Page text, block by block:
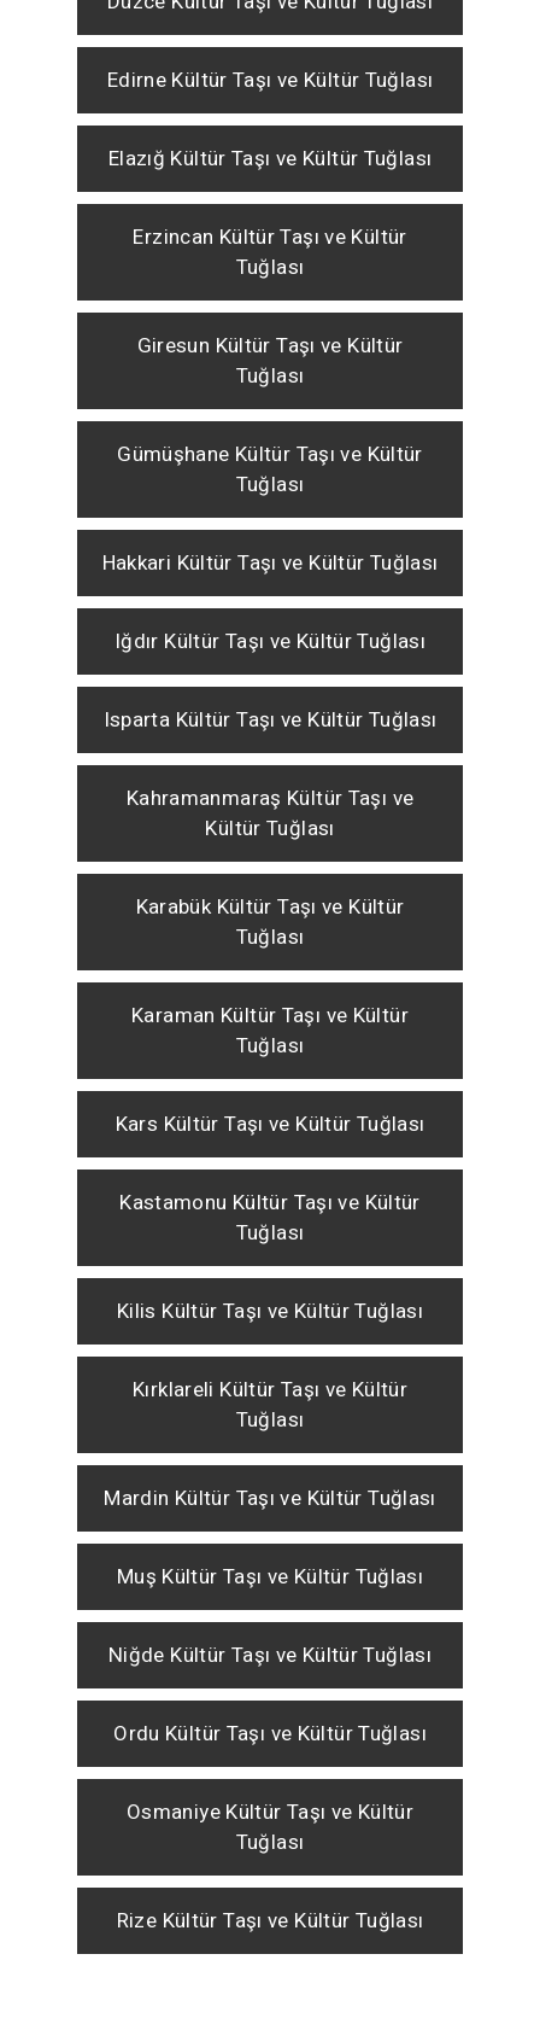
Edirne Kültür Taşı ve Kültür Tuğlası
Elazığ Kültür Taşı ve Kültür Tuğlası
Erzincan Kültür Taşı ve Kültür
Tuğlası
Giresun Kültür Taşı ve Kültür
Tuğlası
Gümüşhane Kültür Taşı ve Kültür
Tuğlası
Hakkari Kültür Taşı ve Kültür Tuğlası
Iğdır Kültür Taşı ve Kültür Tuğlası
Isparta Kültür Taşı ve Kültür Tuğlası
Kahramanmaraş Kültür Taşı ve
Kültür Tuğlası
Karabük Kültür Taşı ve Kültür
Tuğlası
Karaman Kültür Taşı ve Kültür
Tuğlası
Kars Kültür Taşı ve Kültür Tuğlası
Kastamonu Kültür Taşı ve Kültür
Tuğlası
Kilis Kültür Taşı ve Kültür Tuğlası
Kırklareli Kültür Taşı ve Kültür
Tuğlası
Mardin Kültür Taşı ve Kültür Tuğlası
Muş Kültür Taşı ve Kültür Tuğlası
Niğde Kültür Taşı ve Kültür Tuğlası
Ordu Kültür Taşı ve Kültür Tuğlası
Osmaniye Kültür Taşı ve Kültür
Tuğlası
Rize Kültür Taşı ve Kültür Tuğlası